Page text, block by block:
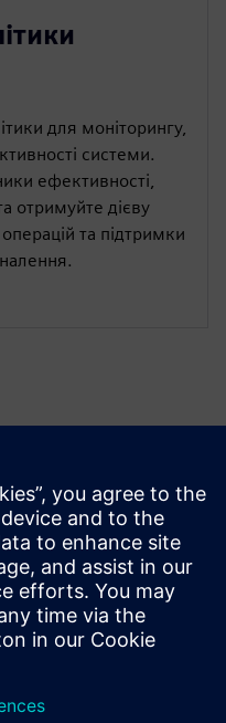
для моніторингу,
системи.
ефективності,
отримуйте дієву
та підтримки
та ресурси
машин